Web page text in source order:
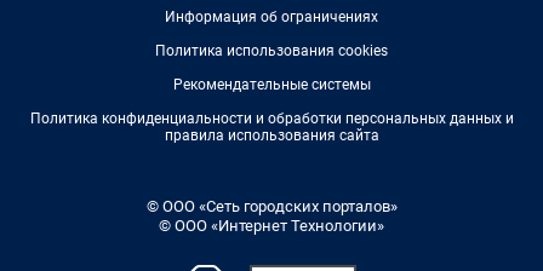
Информация об ограничениях
Политика использования cookies
Рекомендательные системы
Политика конфиденциальности и обработки персональных данных и
правила использования сайта
© ООО «Сеть городских порталов»
© ООО «Интернет Технологии»